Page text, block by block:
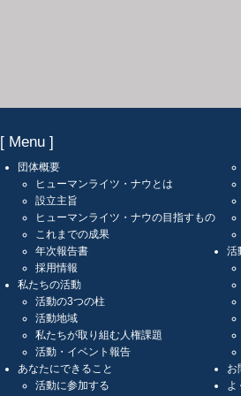
[ Menu ]
団体概要
ヒューマンライツ・ナウとは
設立主旨
ヒューマンライツ・ナウの目指すもの
これまでの成果
年次報告書
採用情報
私たちの活動
活動の3つの柱
活動地域
私たちが取り組む人権課題
活動・イベント報告
あなたにできること
活動に参加する
活
お
よ